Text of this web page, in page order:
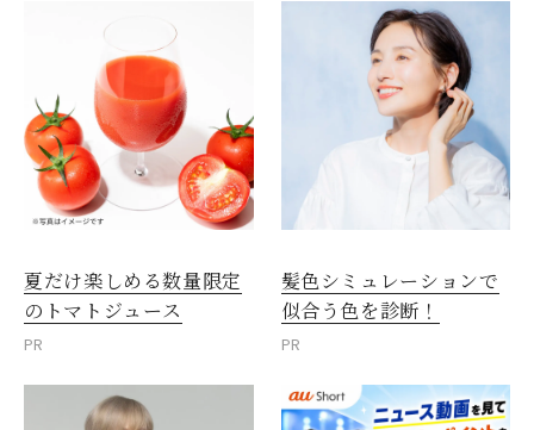
夏だけ楽しめる数量限定
のトマトジュース
PR
髪色シミュレーションで
似合う色を診断！
PR